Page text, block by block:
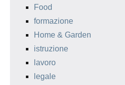
Food
formazione
Home & Garden
istruzione
lavoro
legale